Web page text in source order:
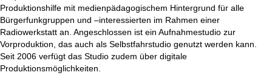
Produktionshilfe mit medienpädagogischem Hintergrund für alle
Bürgerfunkgruppen und –interessierten im Rahmen einer
Radiowerkstatt an. Angeschlossen ist ein Aufnahmestudio zur
Vorproduktion, das auch als Selbstfahrstudio genutzt werden kann.
Seit 2006 verfügt das Studio zudem über digitale
Produktionsmöglichkeiten.